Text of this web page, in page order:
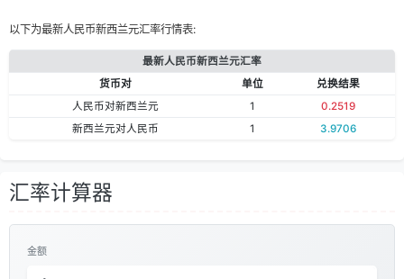
以下为最新人民币新西兰元汇率行情表:
最新人民币新西兰元汇率
货币对
单位
兑换结果
人民币对新西兰元
1
0.2519
新西兰元对人民币
1 3.9706
汇率计算器
金额